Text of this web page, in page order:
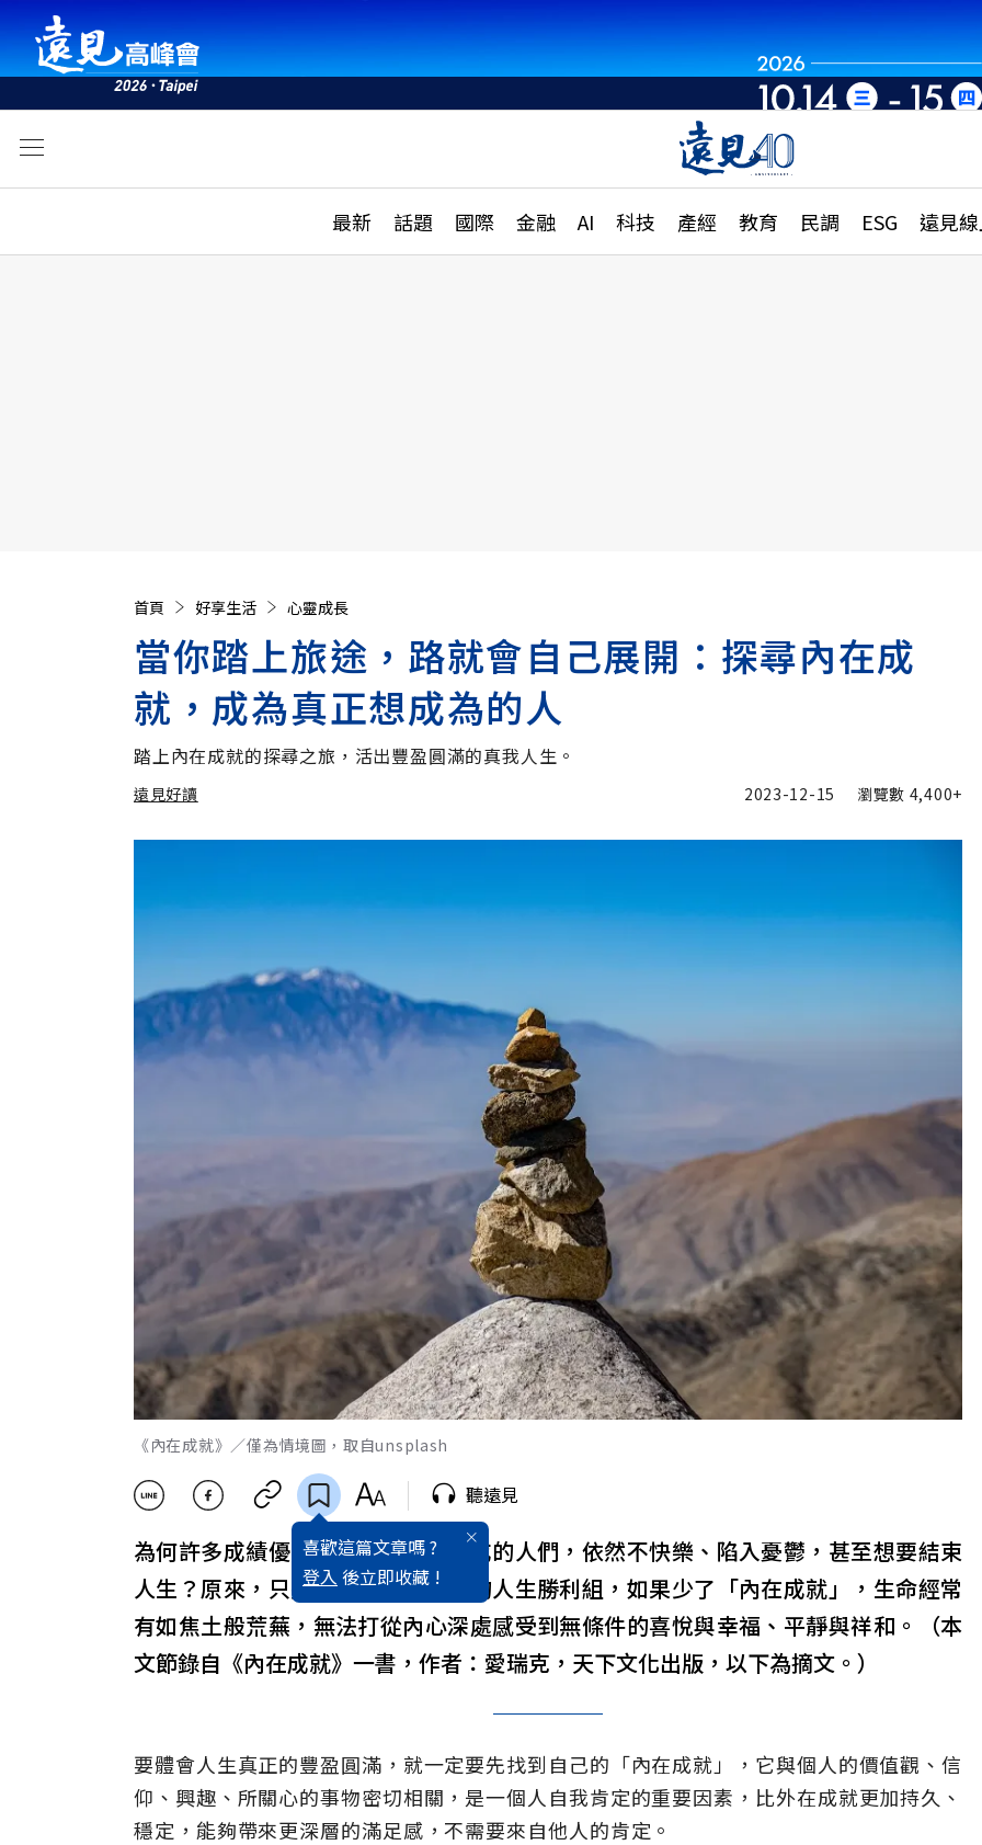
最新 話題 國際 金融 AI 科技 產經 教育 民調 ESG 遠見
活動
話題
國際
特輯
大學升學、職涯攻略
縣市施政調查全解析
首頁 好享生活 心靈成長
當你踏上旅途，路就會自己展開：探尋內在成
就，成為真正想成為的人
踏上內在成就的探尋之旅，活出豐盈圓滿的真我人生。
遠見好讀 2023-12-15 瀏覽數 4,400+
《內在成就》／僅為情境圖，取自unsplash
喜歡這篇文章嗎 ?
登入 後立即收藏 !
聽遠見
為何許多成績優異的學生、事業有成的人們，依然不快樂、陷入憂鬱，甚至想要結束
人生？原來，只擁有「外在成就」的人生勝利組，如果少了「內在成就」，生命經常
有如焦土般荒蕪，無法打從內心深處感受到無條件的喜悅與幸福、平靜與祥和。（本
文節錄自《內在成就》一書，作者：愛瑞克，天下文化出版，以下為摘文。）
要體會人生真正的豐盈圓滿，就一定要先找到自己的「內在成就」，它與個人的價值觀、信
仰、興趣、所關心的事物密切相關，是一個人自我肯定的重要因素，比外在成就更加持久、
穩定，能夠帶來更深層的滿足感，不需要來自他人的肯定。